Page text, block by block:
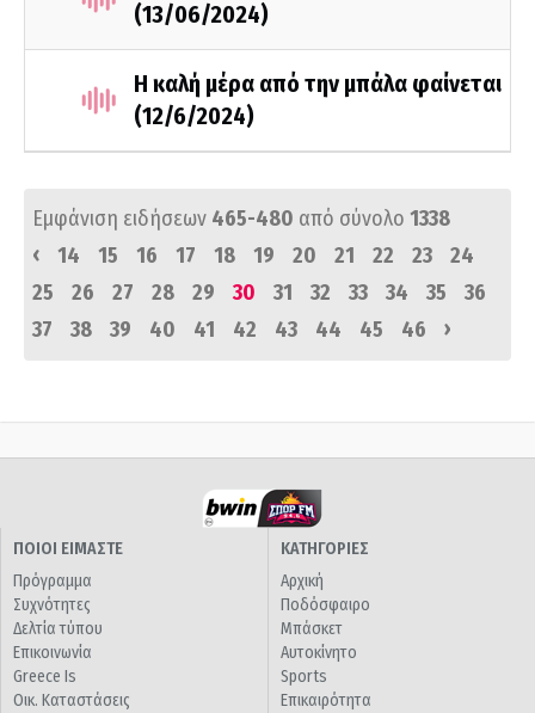
(13/06/2024)
Η καλή μέρα από την μπάλα φαίνεται
(12/6/2024)
Εμφάνιση ειδήσεων 465-480 από σύνολο 1338
‹
14 15 16 17 18 19 20 21 22 23
24
25
26 27 28 29 30 31 32 33 34 35
36
37
38 39 40 41 42 43 44 45 46 ›
ΠΟΙΟΙ ΕΙΜΑΣΤΕ
Πρόγραμμα
Συχνότητες
Δελτία τύπου
Επικοινωνία
Greece Is
Οικ. Καταστάσεις
ΚΑΤΗΓΟΡΙΕΣ
Αρχική
Ποδόσφαιρο
Μπάσκετ
Αυτοκίνητο
Sports
Επικαιρότητα